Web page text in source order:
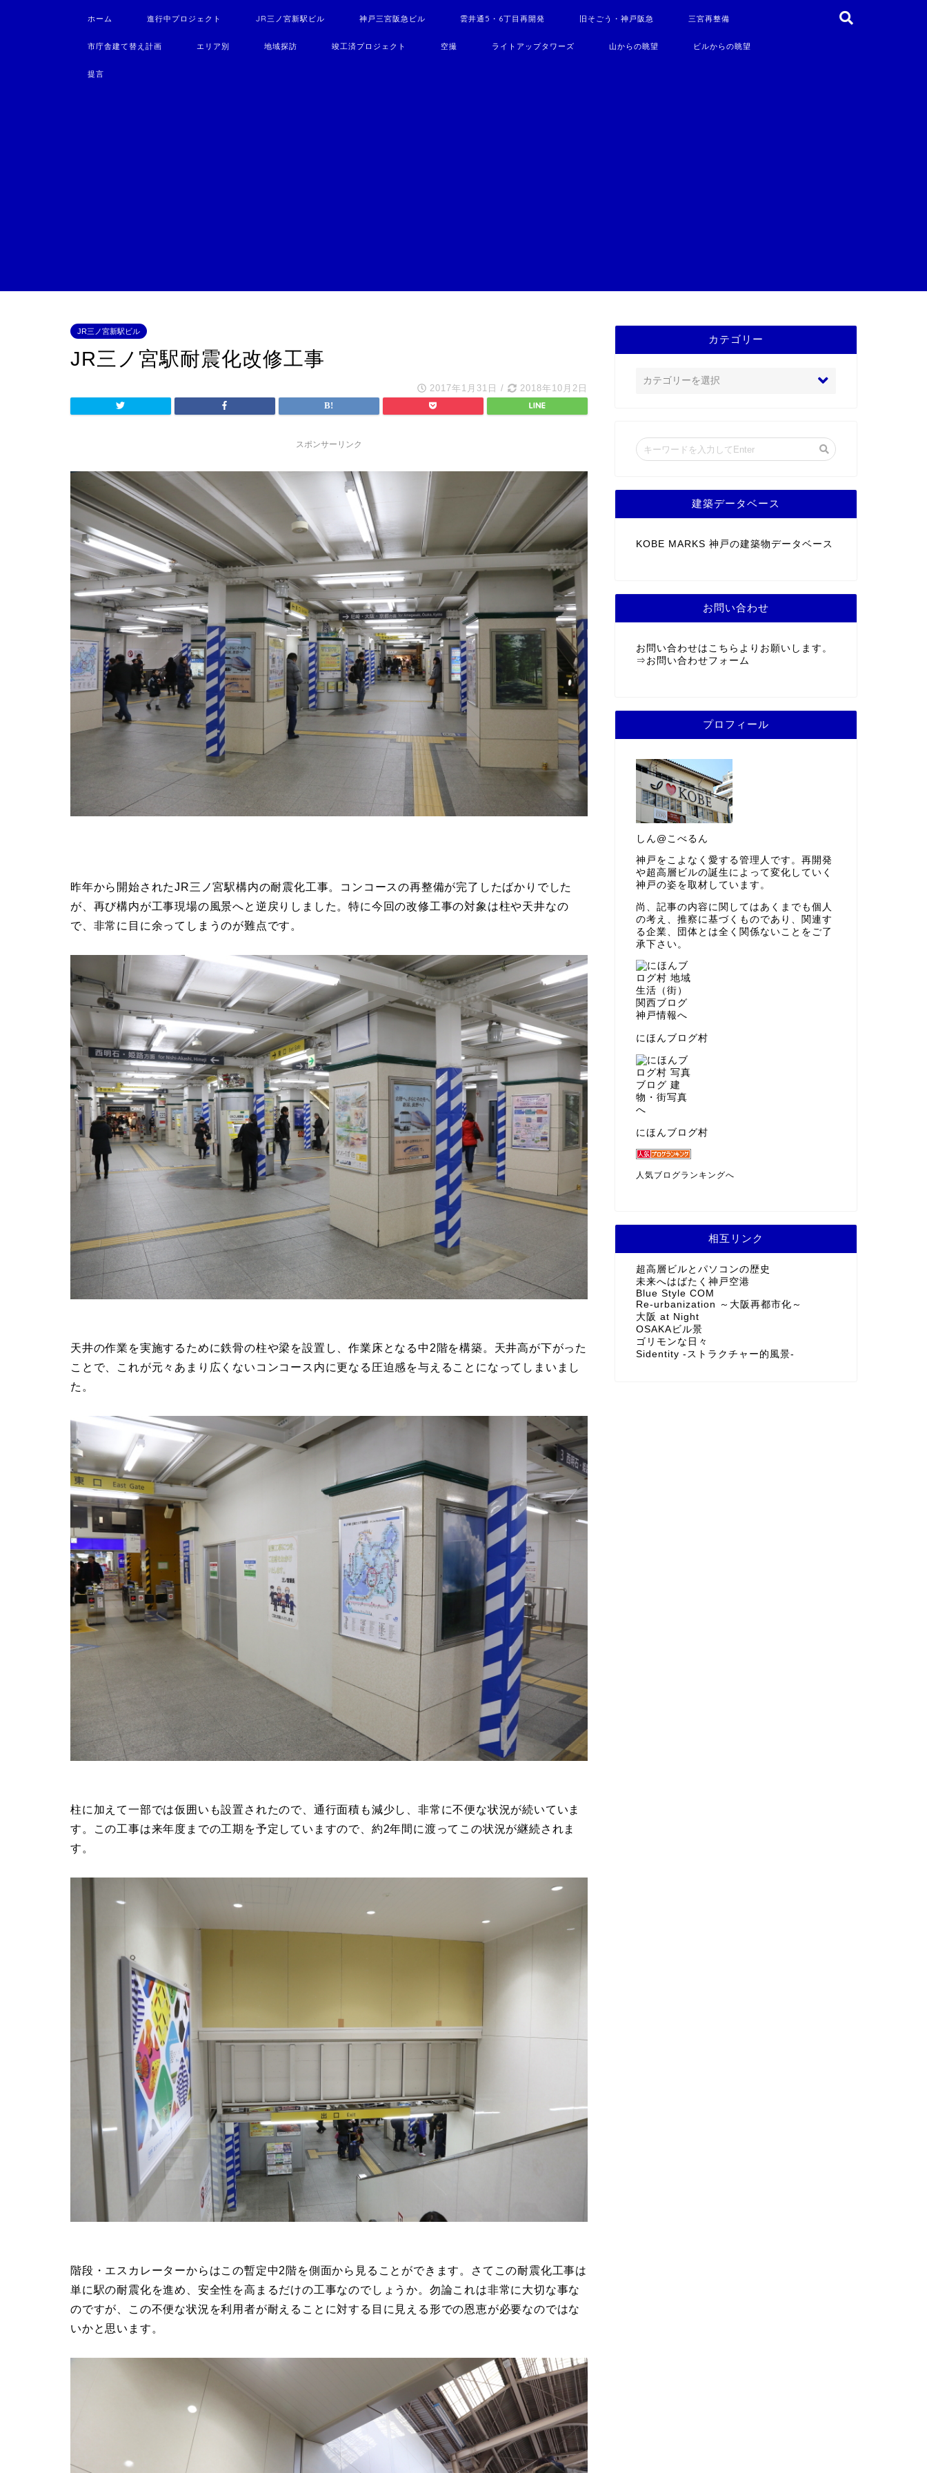
ホーム 進行中プロジェクト JR三ノ宮新駅ビル 神戸三宮阪急ビル 雲井通5・6丁目再開発 旧そごう・神戸阪急 三宮再整備
市庁舎建て替え計画 エリア別 地域探訪 竣工済プロジェクト 空撮 ライトアップタワーズ 山からの眺望 ビルからの眺望
提言
JR三ノ宮新駅ビル
JR三ノ宮駅耐震化改修工事
2017年1月31日 / 2018年10月2日
スポンサーリンク
昨年から開始されたJR三ノ宮駅構内の耐震化工事。コンコースの再整備が完了したばかりでした
が、再び構内が工事現場の風景へと逆戻りしました。特に今回の改修工事の対象は柱や天井なの
で、非常に目に余ってしまうのが難点です。
天井の作業を実施するために鉄骨の柱や梁を設置し、作業床となる中2階を構築。天井高が下がった
ことで、これが元々あまり広くないコンコース内に更なる圧迫感を与えることになってしまいまし
た。
柱に加えて一部では仮囲いも設置されたので、通行面積も減少し、非常に不便な状況が続いていま
す。この工事は来年度までの工期を予定していますので、約2年間に渡ってこの状況が継続されま
す。
階段・エスカレーターからはこの暫定中2階を側面から見ることができます。さてこの耐震化工事は
単に駅の耐震化を進め、安全性を高まるだけの工事なのでしょうか。勿論これは非常に大切な事な
のですが、この不便な状況を利用者が耐えることに対する目に見える形での恩恵が必要なのではな
いかと思います。
カテゴリー
建築データベース
KOBE MARKS 神戸の建築物データベース
お問い合わせ
お問い合わせはこちらよりお願いします。
⇒ お問い合わせフォーム
プロフィール
しん@こべるん
神戸をこよなく愛する管理人です。再開発
や超高層ビルの誕生によって変化していく
神戸の姿を取材しています。
尚、記事の内容に関してはあくまでも個人
の考え、推察に基づくものであり、関連す
る企業、団体とは全く関係ないことをご了
承下さい。
にほんブログ村
にほんブログ村
人気ブログランキングへ
相互リンク
超高層ビルとパソコンの歴史
未来へはばたく神戸空港
Blue Style COM
Re-urbanization ～大阪再都市化～
大阪 at Night
OSAKAビル景
ゴリモンな日々
Sidentity -ストラクチャー的風景-